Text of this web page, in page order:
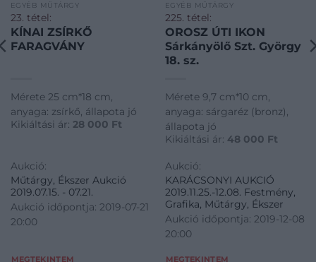
EGYÉB MŰTÁRGY
23. tétel:
KÍNAI ZSÍRKŐ
FARAGVÁNY
Mérete 25 cm*18 cm,
anyaga: zsírkő, állapota jó
Kikiáltási ár: 28 000 Ft
Aukció:
Műtárgy, Ékszer Aukció
2019.07.15. - 07.21.
Aukció időpontja: 2019-07-21
20:00
MEGTEKINTEM
EGYÉB MŰTÁRGY
225. tétel:
OROSZ ÚTI IKON
Sárkányölő Szt. György
18. sz.
Mérete 9,7 cm*10 cm,
anyaga: sárgaréz (bronz),
állapota jó
Kikiáltási ár: 48 000 Ft
Aukció:
KARÁCSONYI AUKCIÓ
2019.11.25.-12.08. Festmény,
Grafika, Műtárgy, Ékszer
Aukció időpontja: 2019-12-08
20:00
MEGTEKINTEM